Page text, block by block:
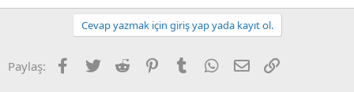
Cevap yazmak için giriş yap yada kayıt ol.
Paylaş: Facebook
Twitter Reddit PinterestTumblr WhatsApp
E-posta